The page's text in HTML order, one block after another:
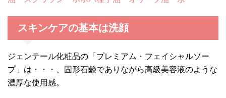
スキンケアの基本は洗顔
ジェンテール化粧品の「プレミアム・フェイシャルソー
プ」は・・・、固形石鹸でありながら高級美容液のような
濃厚な使用感。